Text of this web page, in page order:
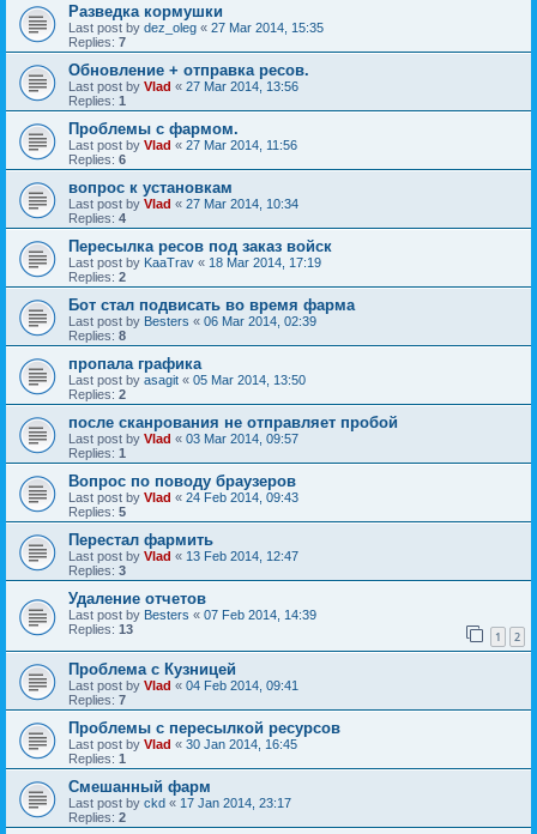
Разведка кормушки
Last post by dez_oleg « 27 Mar 2014, 15:35
Replies: 7
Обновление + отправка ресов.
Last post by Vlad « 27 Mar 2014, 13:56
Replies: 1
Проблемы с фармом.
Last post by Vlad « 27 Mar 2014, 11:56
Replies: 6
вопрос к установкам
Last post by Vlad « 27 Mar 2014, 10:34
Replies: 4
Пересылка ресов под заказ войск
Last post by KaaTrav « 18 Mar 2014, 17:19
Replies: 2
Бот стал подвисать во время фарма
Last post by Besters « 06 Mar 2014, 02:39
Replies: 8
пропала графика
Last post by asagit « 05 Mar 2014, 13:50
Replies: 2
после сканрования не отправляет пробой
Last post by Vlad « 03 Mar 2014, 09:57
Replies: 1
Вопрос по поводу браузеров
Last post by Vlad « 24 Feb 2014, 09:43
Replies: 5
Перестал фармить
Last post by Vlad « 13 Feb 2014, 12:47
Replies: 3
Удаление отчетов
Last post by Besters « 07 Feb 2014, 14:39
Replies: 13 1 2
Проблема с Кузницей
Last post by Vlad « 04 Feb 2014, 09:41
Replies: 7
Проблемы с пересылкой ресурсов
Last post by Vlad « 30 Jan 2014, 16:45
Replies: 1
Смешанный фарм
Last post by ckd « 17 Jan 2014, 23:17
Replies: 2